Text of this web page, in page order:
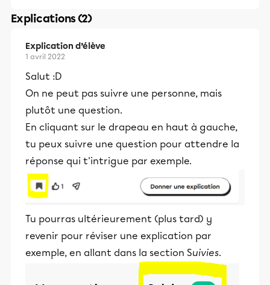
Explications (2)
Explication d’élève
1 avril 2022
Salut :D
On ne peut pas suivre une personne, mais
plutôt une question.
En cliquant sur le drapeau en haut à gauche,
tu peux suivre une question pour attendre la
réponse qui t'intrigue par exemple.
Tu pourras ultérieurement (plus tard) y
revenir pour réviser une explication par
exemple, en allant dans la section Suivies.